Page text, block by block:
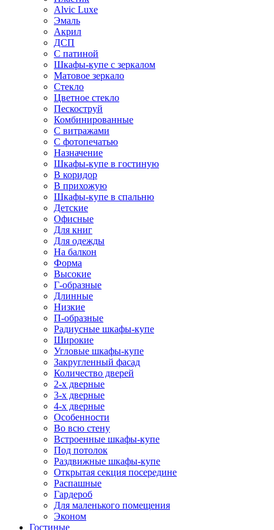
Alvic Luxe
Эмаль
Акрил
ДСП
С патиной
Шкафы-купе с зеркалом
Матовое зеркало
Стекло
Цветное стекло
Пескоструй
Комбинированные
С витражами
С фотопечатью
Назначение
Шкафы-купе в гостиную
В коридор
В прихожую
Шкафы-купе в спальню
Детские
Офисные
Для книг
Для одежды
На балкон
Форма
Высокие
Г-образные
Длинные
Низкие
П-образные
Радиусные шкафы-купе
Широкие
Угловые шкафы-купе
Закругленный фасад
Количество дверей
2-х дверные
3-х дверные
4-х дверные
Особенности
Во всю стену
Встроенные шкафы-купе
Под потолок
Раздвижные шкафы-купе
Открытая секция посередине
Распашные
Гардероб
Для маленького помещения
Эконом
Гостиные